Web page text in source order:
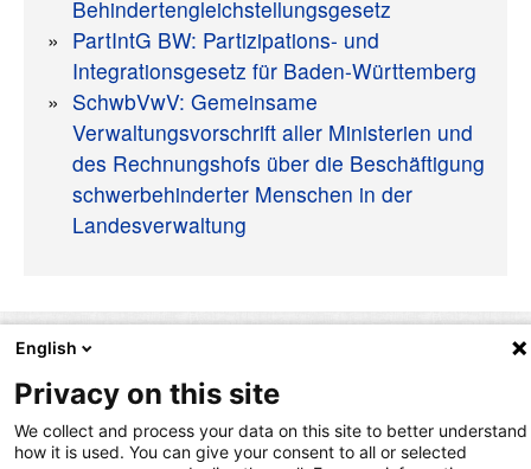
Behindertengleichstellungsgesetz
PartIntG BW: Partizipations- und
Integrationsgesetz für Baden-Württemberg
SchwbVwV: Gemeinsame
Verwaltungsvorschrift aller Ministerien und
des Rechnungshofs über die Beschäftigung
schwerbehinderter Menschen in der
Landesverwaltung
English
Privacy on this site
We collect and process your data on this site to better understand
how it is used. You can give your consent to all or selected